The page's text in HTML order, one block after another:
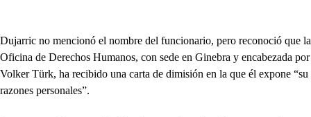
Dujarric no mencionó el nombre del funcionario, pero reconoció que la
Oficina de Derechos Humanos, con sede en Ginebra y encabezada por
Volker Türk, ha recibido una carta de dimisión en la que él expone “su
razones personales”.